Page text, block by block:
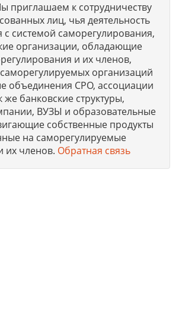
приглашаем к сотрудничеству
лиц, чья деятельность
с системой саморегулирования,
организации, обладающие
и их членов,
организаций
объединения СРО, ассоциации
же банковские структуры,
ВУЗЫ и образовательные
собственные продукты
на саморегулируемые
их членов. Обратная связь